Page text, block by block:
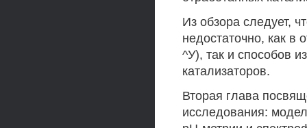
Из обзора следует,
недостаточно, как в
^У), так и способов
катализаторов.
Вторая глава
исследования: